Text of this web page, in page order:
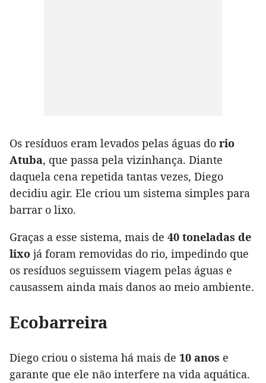
Os resíduos eram levados pelas águas do rio
Atuba, que passa pela vizinhança. Diante
daquela cena repetida tantas vezes, Diego
decidiu agir. Ele criou um sistema simples para
barrar o lixo.
Graças a esse sistema, mais de 40 toneladas de
lixo já foram removidas do rio, impedindo que
os resíduos seguissem viagem pelas águas e
causassem ainda mais danos ao meio ambiente.
Ecobarreira
Diego criou o sistema há mais de 10 anos e
garante que ele não interfere na vida aquática.